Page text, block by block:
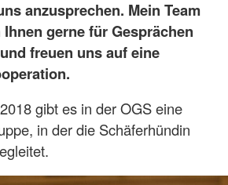
anzusprechen. Mein Team
gerne für Gesprächen
freuen uns auf eine
gibt es in der OGS eine
in der die Schäferhündin